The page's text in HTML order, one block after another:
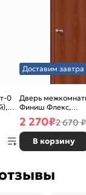
0
Доставим завтра
Дверь
Финиш Флекс,
Ламинированные
(ИталОрех),
щитовая
2 270₽2 670 ₽
В корзину